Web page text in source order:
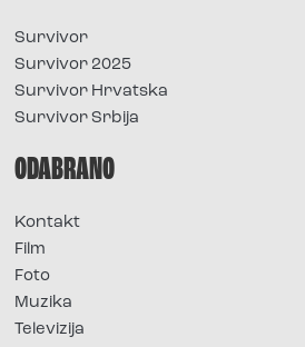
Survivor
Survivor 2025
Survivor Hrvatska
Survivor Srbija
ODABRANO
Kontakt
Film
Foto
Muzika
Televizija